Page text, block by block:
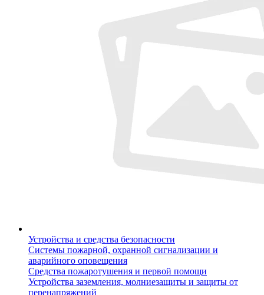
Устройства и средства безопасности
Системы пожарной, охранной сигнализации и
аварийного оповещения
Средства пожаротушения и первой помощи
Устройства заземления, молниезащиты и защиты от
перенапряжений